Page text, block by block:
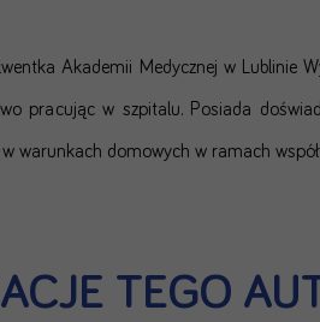
Akademii Medycznej w Lublinie
pracując w szpitalu. Posiada
warunkach domowych w ramach
TEGO